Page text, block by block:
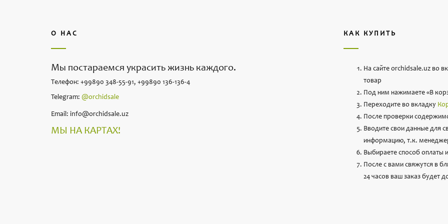
О НАС
Мы постараемся украсить жизнь каждого.
Телефон: +99890 348-55-91, +99890 136-136-4
Telegram: @orchidsale
Email: info@orchidsale.uz
МЫ НА КАРТАХ!
КАК КУПИТЬ
На сайте orchidsale.uz во
товар
Под ним нажимаете «В
Переходите во вкладку
После проверки
Вводите свои данные для
информацию, т.к.
Выбираете способ оплаты
После с вами свяжутся в
24 часов ваш заказ будет